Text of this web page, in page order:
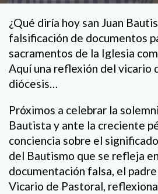
¿Qué diría hoy san Juan
falsificación de documentos
sacramentos de la Iglesia
Aquí una reflexión del vicario
diócesis…
Próximos a celebrar la
Bautista y ante la creciente
conciencia sobre el
del Bautismo que se refleja
documentación falsa, el
Vicario de Pastoral,